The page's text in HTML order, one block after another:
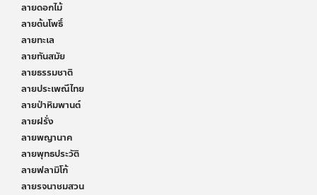
ลายดอกไม้
ลายต้นโพธิ์
ลายทะเล
ลายทันสมัย
ลายธรรมชาติ
ลายประเพณีไทย
ลายป่าหิมพานต์
ลายฝรั่ง
ลายพญานาค
ลายพุทธประวัติ
ลายฟลามิโก้
ลายรจนาชมสวน